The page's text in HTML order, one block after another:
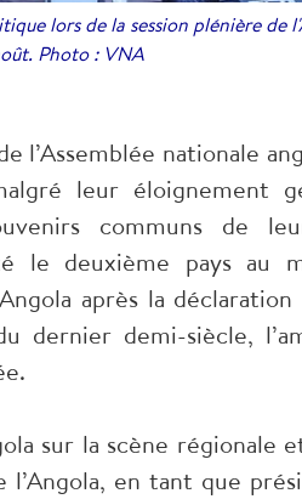
lors de la session plénière de
Photo : VNA
l’Assemblée nationale
leur éloignement
communs de
le deuxième pays au
après la déclaration
dernier demi-siècle,
sur la scène régionale
en tant que